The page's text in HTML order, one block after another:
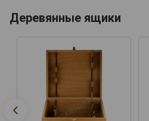
Деревянные ящики